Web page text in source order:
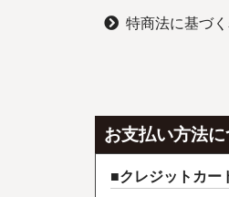
特商法に基づ
お支払い方法
クレジットカー